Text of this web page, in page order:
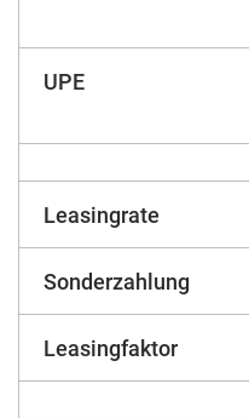
UPE
Leasingrate
Sonderzahlung
Leasingfaktor